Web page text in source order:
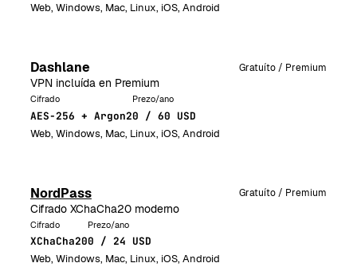
Web, Windows, Mac, Linux, iOS, Android
Dashlane Gratuíto / Premium
VPN incluída en Premium
Cifrado
AES-256 + Argon2
Prezo/ano
0 / 60 USD
Web, Windows, Mac, Linux, iOS, Android
NordPass Gratuíto / Premium
Cifrado XChaCha20 moderno
Cifrado
XChaCha20
Prezo/ano
0 / 24 USD
Web, Windows, Mac, Linux, iOS, Android